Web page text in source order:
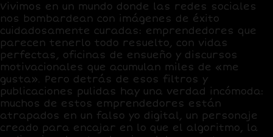
Vivimos en un mundo donde las redes sociales
nos bombardean con imágenes de éxito
cuidadosamente curadas: emprendedores que
parecen tenerlo todo resuelto, con vidas
perfectas, oficinas de ensueño y discursos
motivacionales que acumulan miles de «me
gusta». Pero detrás de esos filtros y
publicaciones pulidas hay una verdad incómoda:
muchos de estos emprendedores están
atrapados en un falso yo digital, un personaje
creado para encajar en lo que el algoritmo, la